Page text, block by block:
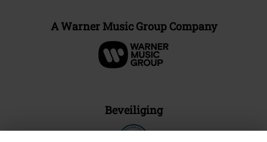
A Warner Music Group Company
Beveiliging